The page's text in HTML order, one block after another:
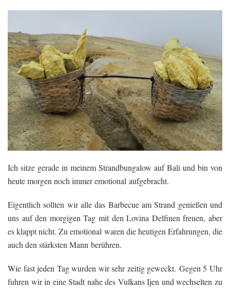
Ich sitze gerade in meinem Strandbungalow auf Bali und bin von
heute morgen noch immer emotional aufgebracht.
Eigentlich sollten wir alle das Barbecue am Strand genießen und
uns auf den morgigen Tag mit den Lovina Delfinen freuen, aber
es klappt nicht. Zu emotional waren die heutigen Erfahrungen, die
auch den stärksten Mann berühren.
Wie fast jeden Tag wurden wir sehr zeitig geweckt. Gegen 5 Uhr
fuhren wir in eine Stadt nahe des Vulkans Ijen und wechselten zu